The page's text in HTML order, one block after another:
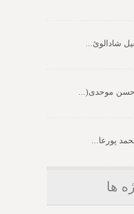
شادالوئ...
موحدی(...
پورعا...
ها